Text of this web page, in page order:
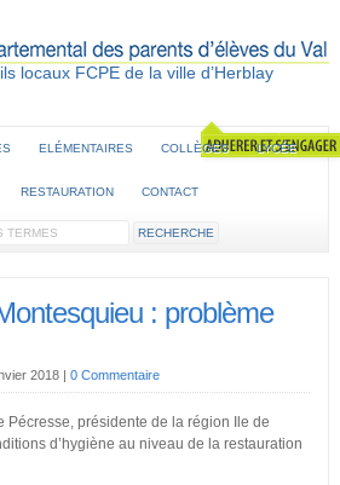
locaux FCPE de la ville d’Herblay
ELÉMENTAIRES COLLÈGES LYCÉE
RESTAURATION CONTACT
: problème
2018 | 0 Commentaire
Pécresse, présidente de la région Ile de
d’hygiène au niveau de la restauration